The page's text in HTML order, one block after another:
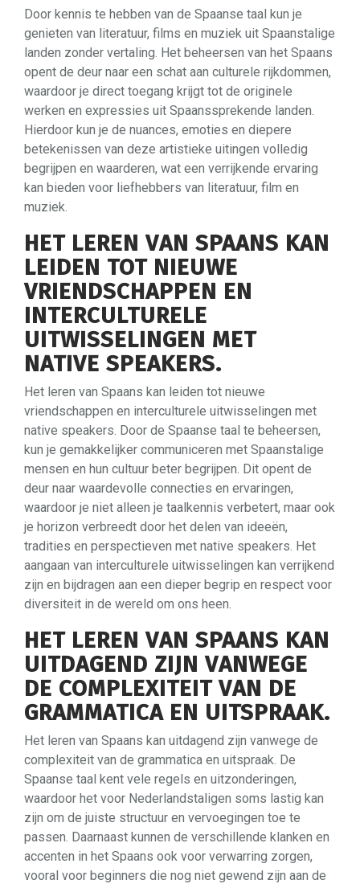
Door kennis te hebben van de Spaanse taal kun je
genieten van literatuur, films en muziek uit Spaanstalige
landen zonder vertaling. Het beheersen van het Spaans
opent de deur naar een schat aan culturele rijkdommen,
waardoor je direct toegang krijgt tot de originele
werken en expressies uit Spaanssprekende landen.
Hierdoor kun je de nuances, emoties en diepere
betekenissen van deze artistieke uitingen volledig
begrijpen en waarderen, wat een verrijkende ervaring
kan bieden voor liefhebbers van literatuur, film en
muziek.
HET LEREN VAN SPAANS KAN
LEIDEN TOT NIEUWE
VRIENDSCHAPPEN EN
INTERCULTURELE
UITWISSELINGEN MET
NATIVE SPEAKERS.
Het leren van Spaans kan leiden tot nieuwe
vriendschappen en interculturele uitwisselingen met
native speakers. Door de Spaanse taal te beheersen,
kun je gemakkelijker communiceren met Spaanstalige
mensen en hun cultuur beter begrijpen. Dit opent de
deur naar waardevolle connecties en ervaringen,
waardoor je niet alleen je taalkennis verbetert, maar ook
je horizon verbreedt door het delen van ideeën,
tradities en perspectieven met native speakers. Het
aangaan van interculturele uitwisselingen kan verrijkend
zijn en bijdragen aan een dieper begrip en respect voor
diversiteit in de wereld om ons heen.
HET LEREN VAN SPAANS KAN
UITDAGEND ZIJN VANWEGE
DE COMPLEXITEIT VAN DE
GRAMMATICA EN UITSPRAAK.
Het leren van Spaans kan uitdagend zijn vanwege de
complexiteit van de grammatica en uitspraak. De
Spaanse taal kent vele regels en uitzonderingen,
waardoor het voor Nederlandstaligen soms lastig kan
zijn om de juiste structuur en vervoegingen toe te
passen. Daarnaast kunnen de verschillende klanken en
accenten in het Spaans ook voor verwarring zorgen,
vooral voor beginners die nog niet gewend zijn aan de